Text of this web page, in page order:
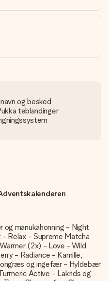
og besked
teblandinger
manukahonning - Night
Relax - Supreme Matcha
(2x) - Love - Wild
- Radiance - Kamille,
og ingefær - Hyldebær
Active - Lakrids og